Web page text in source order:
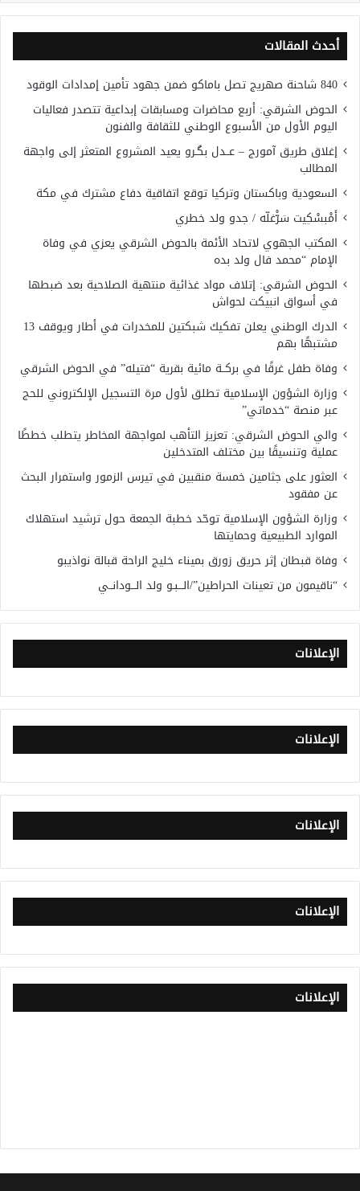
أحدث المقالات
840 شاحنة صهريج تصل باماكو ضمن جهود تأمين إمدادات الوقود
الحوض الشرقي: أربع محاضرات ومسابقات إبداعية تتصدر فعاليات
اليوم الأول من الأسبوع الوطني للثقافة والفنون
إغلاق طريق آمورج – عــدل بگـرو يعيد المشروع المتعثر إلى واجهة
المطالب
السعودية وباكستان وتركيا توقع اتفاقية دفاع مشترك في مكة
أَمْبسْكِيت سَرّْغلّه / جدو ولد خطري
المكتب الجهوي لاتحاد الأئمة بالحوض الشرقي يعزي في وفاة
الإمام “محمد فال ولد بده
الحوض الشرقي: إتلاف مواد غذائية منتهية الصلاحية بعد ضبطها
في أسواق انبيكت لحواش
الدرك الوطني يعلن تفكيك شبكتين للمخدرات في أطار ويوقف 13
مشتبهًا بهم
وفاة طفل غرقًا في بركــة مائية بقرية “فتيله” في الحوض الشرقي
وزارة الشؤون الإسلامية تطلق لأول مرة التسجيل الإلكتروني للحج
عبر منصة “خدماتي”
والي الحوض الشرقي: تعزيز التأهب لمواجهة المخاطر يتطلب خططًا
عملية وتنسيقًا بين مختلف المتدخلين
العثور على جثامين خمسة منقبين في تيرس الزمور واستمرار البحث
عن مفقود
وزارة الشؤون الإسلامية توحّد خطبة الجمعة حول ترشيد استهلاك
الموارد الطبيعية وحمايتها
وفاة قبطان إثر حريق زورق بميناء خليج الراحة قبالة نواذيبو
“ناقيمون من تعينات الحراطين”/الـــبـو ولد الـــودانــي
الإعلانات
الإعلانات
الإعلانات
الإعلانات
الإعلانات